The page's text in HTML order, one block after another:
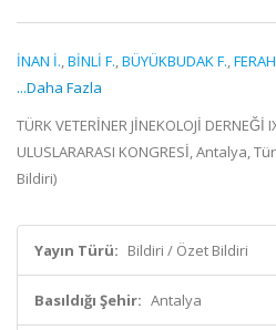
İNAN İ.,BİNLİ F.,BÜYÜKBUDAK F.,
...Daha Fazla
TÜRK VETERİNER JİNEKOLOJİ DERNEĞİ
ULUSLARARASI KONGRESİ, Antalya,
Bildiri)
Yayın Türü: Bildiri / Özet Bildiri
Basıldığı Şehir: Antalya